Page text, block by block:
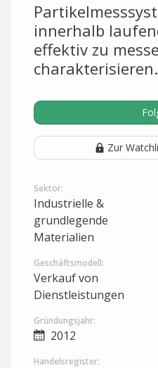
innerhalb
effektiv zu
charakterisieren.
Zur
Sektor:
Industrielle &
grundlegende
Materialien
Geschäftsmodell:
Verkauf von
Dienstleistungen
Gründungsjahr:
2012
Handelsregister: